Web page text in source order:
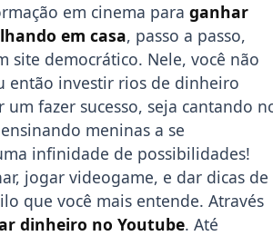
em cinema para ganhar
em casa, passo a passo,
site democrático. Nele, você não
então investir rios de dinheiro
fazer sucesso, seja cantando
meninas a se
infinidade de possibilidades!
jogar videogame, e dar dicas de
que você mais entende. Através
dinheiro no Youtube. Até
Copiar